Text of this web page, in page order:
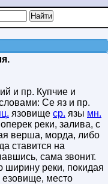
и пр. Купчие и
Се яз и пр.
язовище ср. язы мн.
реки, залива, с
верша, морда, либо
ставится на
сама звонит.
ширину реки, покидая
место